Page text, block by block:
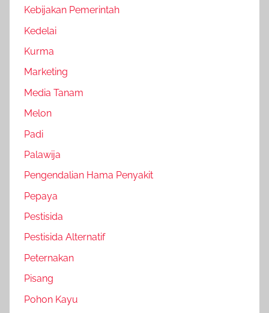
Kebijakan Pemerintah
Kedelai
Kurma
Marketing
Media Tanam
Melon
Padi
Palawija
Pengendalian Hama Penyakit
Pepaya
Pestisida
Pestisida Alternatif
Peternakan
Pisang
Pohon Kayu